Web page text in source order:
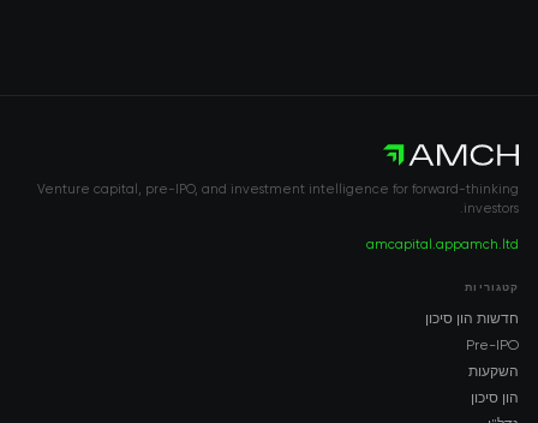
Venture capital, pre-IPO, and investment intelligence for forward-thinking
investors.
amch.ltd
amcapital.app
קטגוריות
חדשות הון סיכון
Pre-IPO
השקעות
הון סיכון